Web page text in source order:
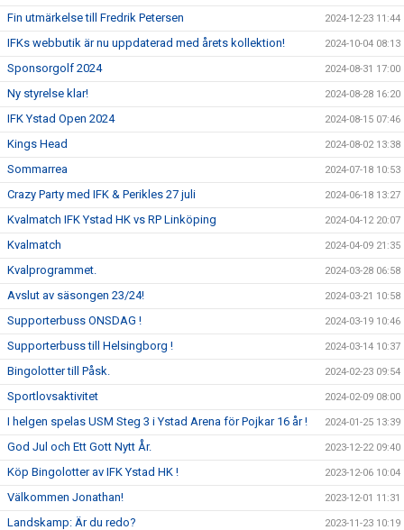
Fin utmärkelse till Fredrik Petersen 2024-12-23 11:44
IFKs webbutik är nu uppdaterad med årets kollektion! 2024-10-04 08:13
Sponsorgolf 2024 2024-08-31 17:00
Ny styrelse klar! 2024-08-28 16:20
IFK Ystad Open 2024 2024-08-15 07:46
Kings Head 2024-08-02 13:38
Sommarrea 2024-07-18 10:53
Crazy Party med IFK & Perikles 27 juli 2024-06-18 13:27
Kvalmatch IFK Ystad HK vs RP Linköping 2024-04-12 20:07
Kvalmatch 2024-04-09 21:35
Kvalprogrammet. 2024-03-28 06:58
Avslut av säsongen 23/24! 2024-03-21 10:58
Supporterbuss ONSDAG ! 2024-03-19 10:46
Supporterbuss till Helsingborg ! 2024-03-14 10:37
Bingolotter till Påsk. 2024-02-23 09:54
Sportlovsaktivitet 2024-02-09 08:00
I helgen spelas USM Steg 3 i Ystad Arena för Pojkar 16 år ! 2024-01-25 13:39
God Jul och Ett Gott Nytt År. 2023-12-22 09:40
Köp Bingolotter av IFK Ystad HK ! 2023-12-06 10:04
Välkommen Jonathan! 2023-12-01 11:31
Landskamp: Är du redo? 2023-11-23 10:19